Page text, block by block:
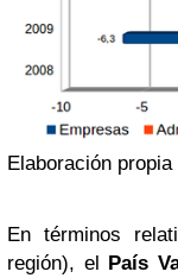
Elaboración
En términos
región), el País